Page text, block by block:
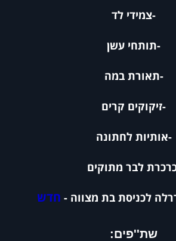
-צמידי לד
-תותחי עשן
​​​​​-תאורת במה
-זיקוקים קרים
-אותיות לחתונה
לבר מתוקים
לכניסת בת מצווה - חדש
שת''פים: